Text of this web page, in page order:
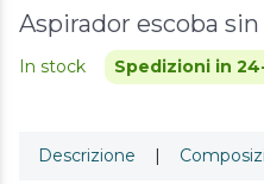
Aspirador escoba
In stock Spedizioni in
Descrizione |